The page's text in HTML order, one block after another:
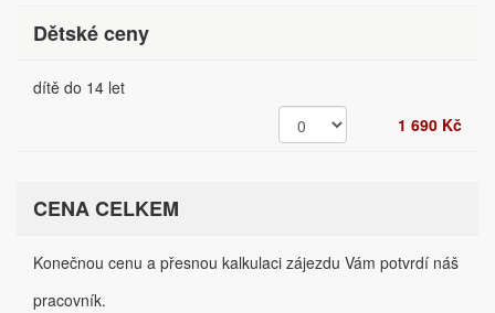
Dětské ceny
dítě do 14 let
1 690 Kč
CENA CELKEM
Konečnou cenu a přesnou kalkulaci zájezdu Vám potvrdí náš
pracovník.